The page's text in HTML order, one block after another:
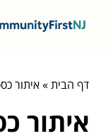
דף הבית»איתור
איתור